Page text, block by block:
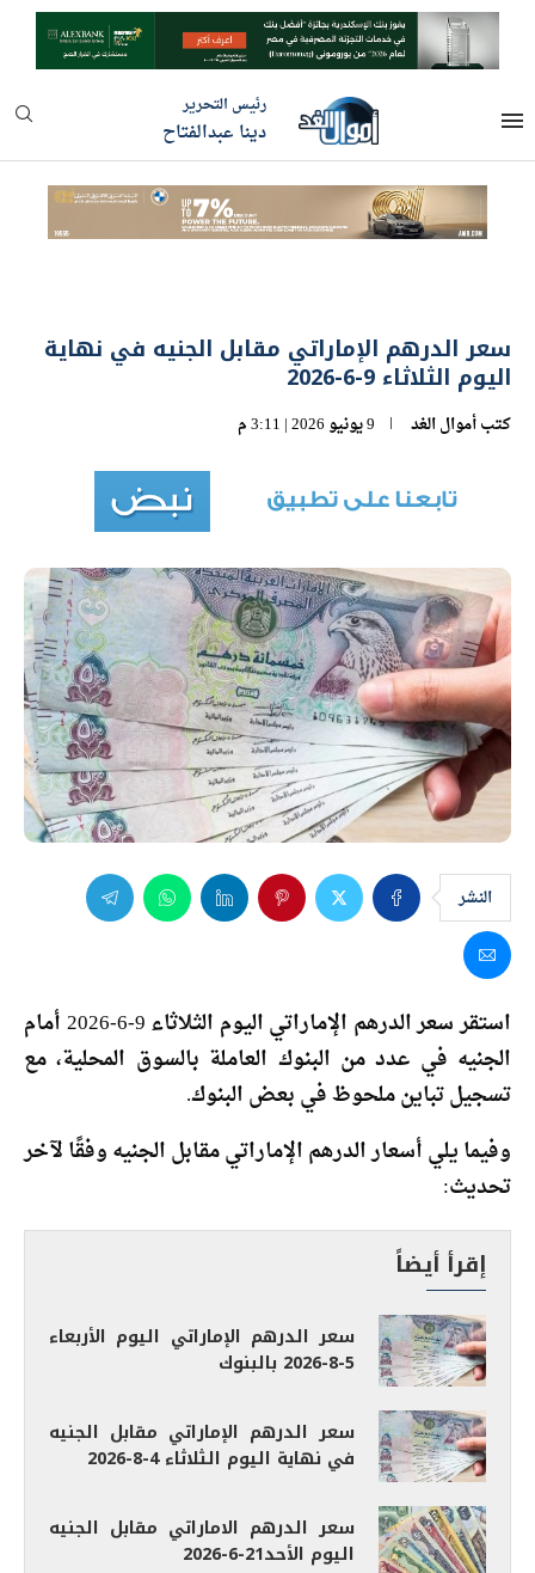
رئيس التحرير
دينا عبدالفتاح
سعر الدرهم الإماراتي مقابل الجنيه في نهاية
اليوم الثلاثاء 9-6-2026
كتبأموال الغد 9 يونيو 2026 | 3:11 م
النشر
استقر سعر الدرهم الإماراتي اليوم الثلاثاء 9-6-2026 أمام
الجنيه في عدد من البنوك العاملة بالسوق المحلية، مع
تسجيل تباين ملحوظ في بعض البنوك.
وفيما يلي أسعار الدرهم الإماراتي مقابل الجنيه وفقًا لآخر
تحديث:
إقرأ أيضاً
سعر الدرهم الإماراتي اليوم الأربعاء
5-8-2026 بالبنوك
سعر الدرهم الإماراتي مقابل الجنيه
في نهاية اليوم الثلاثاء 4-8-2026
سعر الدرهم الاماراتي مقابل الجنيه
اليوم الأحد21-6-2026